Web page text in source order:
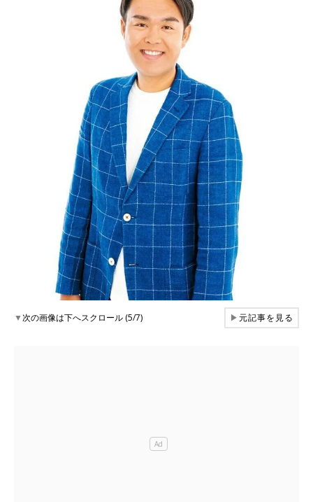
▼次の画像は下へスクロール (5/7) ▶元記事を見る